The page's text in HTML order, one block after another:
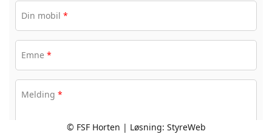
Din mobil *
Emne *
Melding *
© FSF Horten | Løsning: StyreWeb